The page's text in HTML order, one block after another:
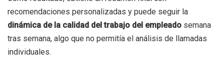
recomendaciones personalizadas y puede seguir la
dinámica de la calidad del trabajo del empleado semana
tras semana, algo que no permitía el análisis de llamadas
individuales.